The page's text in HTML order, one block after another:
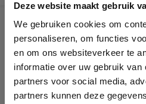
Deze website maakt gebruik
We gebruiken cookies om
personaliseren, om functies
en om ons websiteverkeer te
informatie over uw gebruik van
partners voor social media,
partners kunnen deze
Company
Identification
Please fill in your
service.
See details